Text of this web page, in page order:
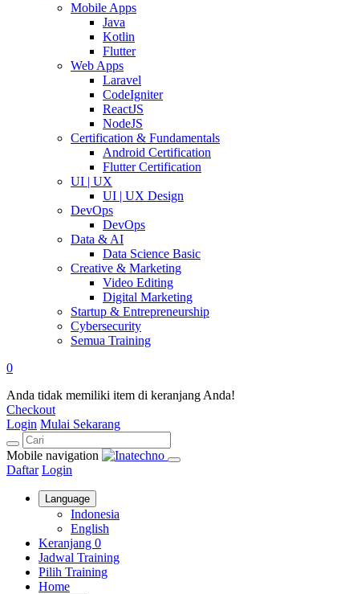
Mobile Apps
Java
Kotlin
Flutter
Web Apps
Laravel
CodeIgniter
ReactJS
NodeJS
Certification & Fundamentals
Android Certification
Flutter Certification
UI | UX
UI | UX Design
DevOps
DevOps
Data & AI
Data Science Basic
Creative & Marketing
Video Editing
Digital Marketing
Startup & Entrepreneurship
Cybersecurity
Semua Training
0
Anda tidak memiliki item di keranjang Anda!
Checkout
Login Mulai Sekarang
Mobile navigation
Daftar Login
Language
Indonesia
English
Keranjang 0
Jadwal Training
Pilih Training
Home